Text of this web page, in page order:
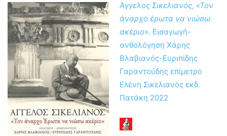
Άγγελος Σικελιανός, «Τον
άναρχο έρωτα να νιώσω
ακέριο». Εισαγωγή-
ανθολόγηση Χάρης
Βλαβιανός-Ευριπίδης
Γαραντούδης επίμετρο
Ελένη Σικελιανός εκδ.
Πατάκη 2022